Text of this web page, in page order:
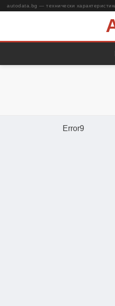
autodata.bg — технически
Error9